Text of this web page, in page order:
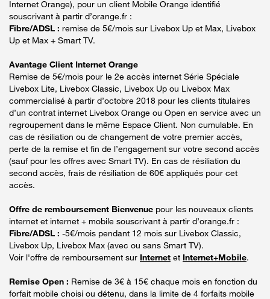
Internet Orange), pour un client Mobile Orange identifié
souscrivant à partir d’orange.fr :
Fibre/ADSL : remise de 5€/mois sur Livebox Up et Max, Livebox
Up et Max + Smart TV.
Avantage Client Internet Orange
Remise de 5€/mois pour le 2e accès internet Série Spéciale
Livebox Lite, Livebox Classic, Livebox Up ou Livebox Max
commercialisé à partir d’octobre 2018 pour les clients titulaires
d’un contrat internet Livebox Orange ou Open en service avec un
regroupement dans le même Espace Client. Non cumulable. En
cas de résiliation ou de changement de votre premier accès,
perte de la remise et fin de l’engagement sur votre second accès
(sauf pour les offres avec Smart TV). En cas de résiliation du
second accès, frais de résiliation de 60€ appliqués pour cet
accès.
Offre de remboursement Bienvenue pour les nouveaux clients
internet et internet + mobile souscrivant à partir d’orange.fr :
Fibre/ADSL : -5€/mois pendant 12 mois sur Livebox Classic,
Livebox Up, Livebox Max (avec ou sans Smart TV).
Voir l'offre de remboursement sur Internet et Internet+Mobile.
Remise Open : Remise de 3€ à 15€ chaque mois en fonction du
forfait mobile choisi ou détenu, dans la limite de 4 forfaits mobile